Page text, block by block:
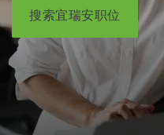
搜索宜瑞安职位